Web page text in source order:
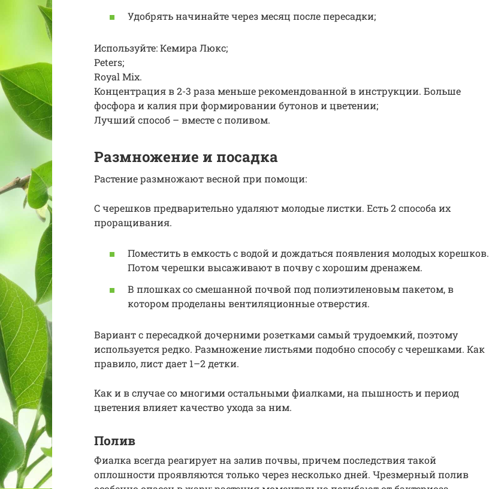
Удобрять начинайте через месяц после пересадки;
Используйте: Кемира Люкс;
Peters;
Royal Mix.
Концентрация в 2-3 раза меньше рекомендованной в инструкции. Больше
фосфора и калия при формировании бутонов и цветении;
Лучший способ – вместе с поливом.
Размножение и посадка
Растение размножают весной при помощи:
С черешков предварительно удаляют молодые листки. Есть 2 способа их
проращивания.
Поместить в емкость с водой и дождаться появления молодых корешков.
Потом черешки высаживают в почву с хорошим дренажем.
В плошках со смешанной почвой под полиэтиленовым пакетом, в
котором проделаны вентиляционные отверстия.
Вариант с пересадкой дочерними розетками самый трудоемкий, поэтому
используется редко. Размножение листьями подобно способу с черешками. Как
правило, лист дает 1–2 детки.
Как и в случае со многими остальными фиалками, на пышность и период
цветения влияет качество ухода за ним.
Полив
Фиалка всегда реагирует на залив почвы, причем последствия такой
оплошности проявляются только через несколько дней. Чрезмерный полив